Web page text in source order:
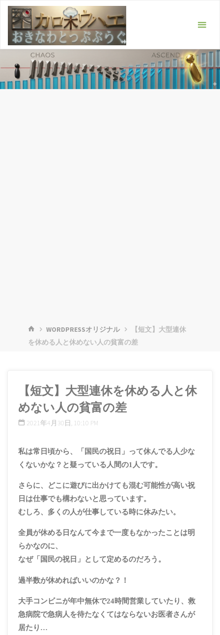
ス
ホ
ー
WORDPRESSオリジナル
【短文】大型連休
を休める人と休めない人の貧富の差
【短文】大型連休を休める人と休
めない人の貧富の差
2021年4月30日, 10:10 PM
私は常日頃から、「国民の祝日」って休んでる人少な
くないかな？と疑っている人間の1人です。
さらに、どこに遊びに出かけても混む可能性が高い祝
日は仕事でも構わないと思っています。
むしろ、多くの人が仕事している時に休みたい。
全員が休める日なんて今まで一度もなかったことは明
らかなのに、
なぜ「国民の祝日」として定めるのだろう。
過半数が休めればいいのかな？！
大手コンビニが年中無休で24時間営業していたり、救
急病院で急病人を待たなくてはならないお医者さんが
居たり…